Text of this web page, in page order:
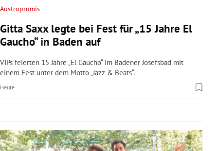
Untermenü
Untermenü
Untermenü
Untermenü
Austropromis
Gitta Saxx legte bei Fest für „15 Jahre El
Gaucho“ in Baden auf
VIPs feierten 15 Jahre „El Gaucho“ im Badener Josefsbad mit
einem Fest unter dem Motto „Jazz & Beats“.
Heute